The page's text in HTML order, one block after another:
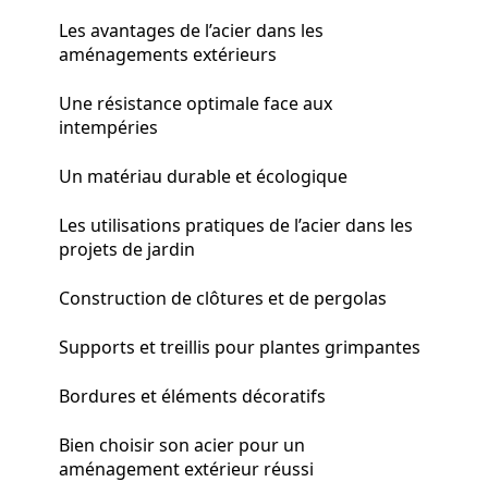
Les avantages de l’acier dans les
aménagements extérieurs
Une résistance optimale face aux
intempéries
Un matériau durable et écologique
Les utilisations pratiques de l’acier dans les
projets de jardin
Construction de clôtures et de pergolas
Supports et treillis pour plantes grimpantes
Bordures et éléments décoratifs
Bien choisir son acier pour un
aménagement extérieur réussi